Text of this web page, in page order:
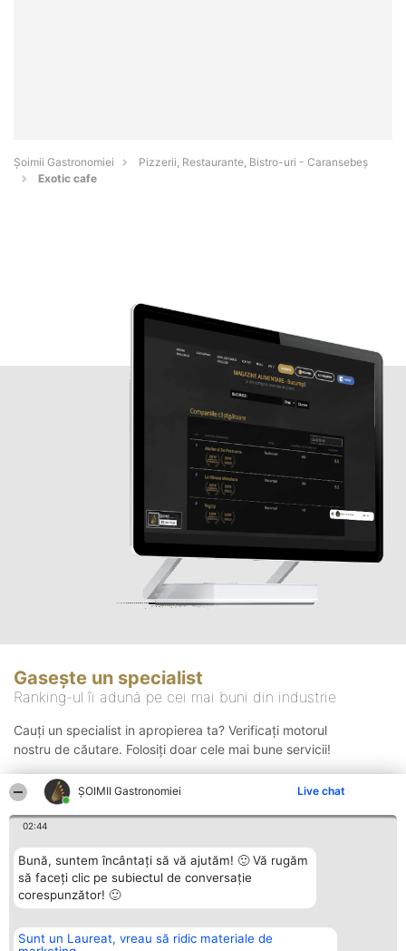
ȘOIMII Gastronomiei Live chat
02:44
Bună, suntem încântați să vă ajutăm! 🙂 Vă rugăm
să faceți clic pe subiectul de conversație
corespunzător! 🙂
Sunt un Laureat, vreau să ridic materiale de
Șoimii Gastronomiei
Pizzerii, Restaurante, Bistro-uri - Caransebeş
Exotic cafe
Gasește un specialist
Ranking-ul îi adună pe cei mai buni din industrie
Cauți un specialist in apropierea ta? Verificați motorul
nostru de căutare. Folosiți doar cele mai bune servicii!
Organizator Ranking Plebiscyt Contact